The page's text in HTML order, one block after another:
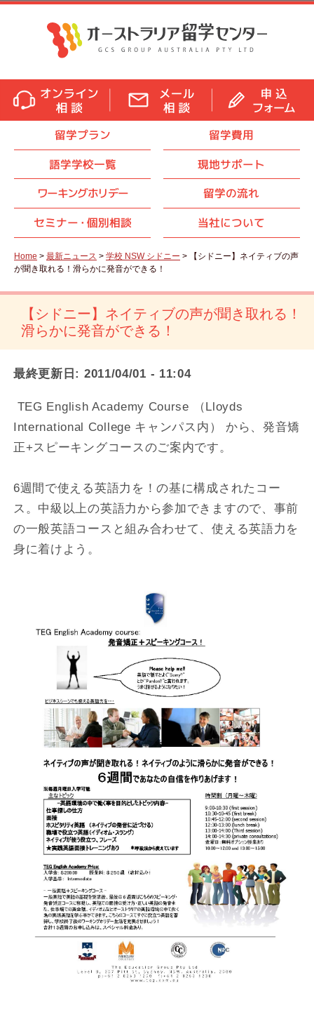
留学プラン
留学費用
語学学校一覧
現地サポート
ワーキングホリデー
留学の流れ
セミナー・ 個別相談 当社について
Home > 最新ニュース > 学校 NSW シドニー > 【シドニー】ネイティブの声
が聞き取れる！滑らかに発音ができる！
【シドニー】ネイティブの声が聞き取れる！
滑らかに発音ができる！
最終更新日: 2011/04/01 - 11:04
TEG English Academy Course （Lloyds
International College キャンパス内） から、発音矯
正+スピーキングコースのご案内です。
6週間で使える英語力を！の基に構成されたコー
ス。中級以上の英語力から参加できますので、事前
の一般英語コースと組み合わせて、使える英語力を
身に着けよう。